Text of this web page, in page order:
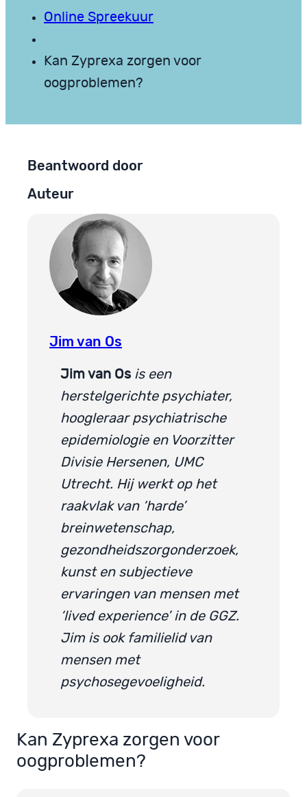
Online Spreekuur
Kan Zyprexa zorgen voor
oogproblemen?
Beantwoord door
Auteur
Jim van Os
Jim van Os is een
herstelgerichte psychiater,
hoogleraar psychiatrische
epidemiologie en Voorzitter
Divisie Hersenen, UMC
Utrecht. Hij werkt op het
raakvlak van ‘harde’
breinwetenschap,
gezondheidszorgonderzoek,
kunst en subjectieve
ervaringen van mensen met
‘lived experience’ in de GGZ.
Jim is ook familielid van
mensen met
psychosegevoeligheid.
Kan Zyprexa zorgen voor
oogproblemen?